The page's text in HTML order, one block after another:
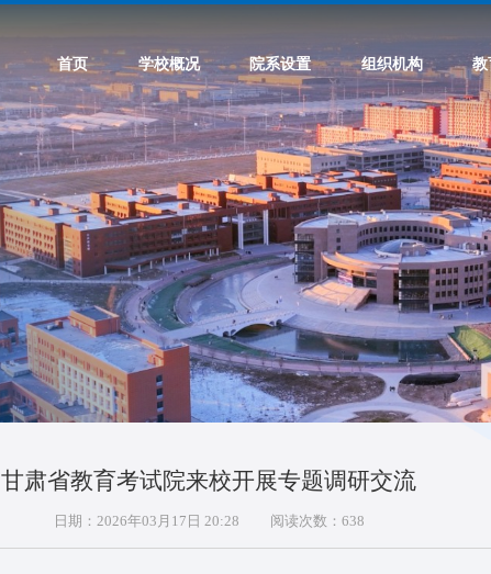
首页 学校概况 院系设置 组织机构 教
甘肃省教育考试院来校开展专题调研交流
日期：2026年03月17日 20:28 阅读次数： 638